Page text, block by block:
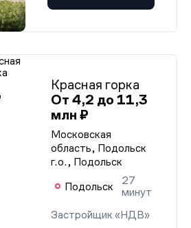
Красная горка
От 4,2 до 11,3
млн ₽
Московская
область, Подольск
г.о., Подольск
Подольск
27
минут
Застройщик «НДВ»